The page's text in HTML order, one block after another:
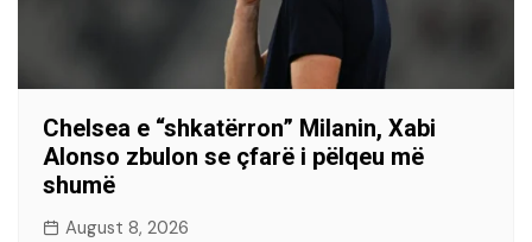
Chelsea e “shkatërron” Milanin, Xabi
Alonso zbulon se çfarë i pëlqeu më
shumë
August 8, 2026